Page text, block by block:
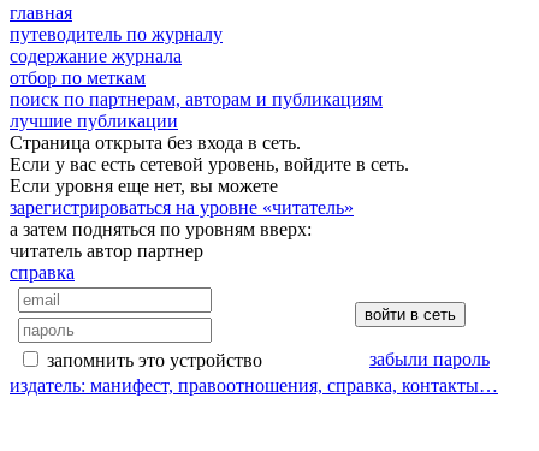
главная
путеводитель по журналу
содержание журнала
отбор по меткам
поиск по партнерам, авторам и публикациям
лучшие публикации
Страница открыта без входа в сеть.
Если у вас есть сетевой уровень, войдите в сеть.
Если уровня еще нет, вы можете
зарегистрироваться на уровне «читатель»
а затем подняться по уровням вверх:
читатель автор партнер
справка
запомнить это устройство
забыли пароль
издатель: манифест, правоотношения, справка, контакты…